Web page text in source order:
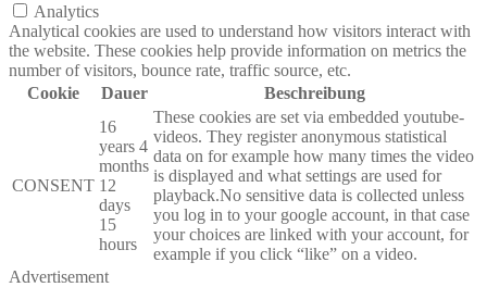
Analytics
Analytical cookies are used to understand how visitors interact with
the website. These cookies help provide information on metrics the
number of visitors, bounce rate, traffic source, etc.
Cookie
Dauer Beschreibung
CONSENT
16
years 4
months
12
days
15
hours
These cookies are set via embedded youtube-
videos. They register anonymous statistical
data on for example how many times the video
is displayed and what settings are used for
playback.No sensitive data is collected unless
you log in to your google account, in that case
your choices are linked with your account, for
example if you click “like” on a video.
Advertisement